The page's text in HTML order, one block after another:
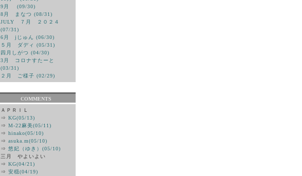
9月 (09/30)
8月 まなつ (08/31)
JULY ７月 ２０２４
(07/31)
6月 jじゅん (06/30)
５月 ダディ (05/31)
四月しがつ (04/30)
3月 コロナすたーと
(03/31)
２月 ご様子 (02/29)
COMMENTS
ＡＰＲＩＬ
⇒ KG(05/13)
⇒ M-22麻美(05/11)
⇒ hinako(05/10)
⇒ asuka.m(05/10)
⇒ 悠妃（ゆき）(05/10)
三月 やよいよい
⇒ KG(04/21)
⇒ 安穏(04/19)